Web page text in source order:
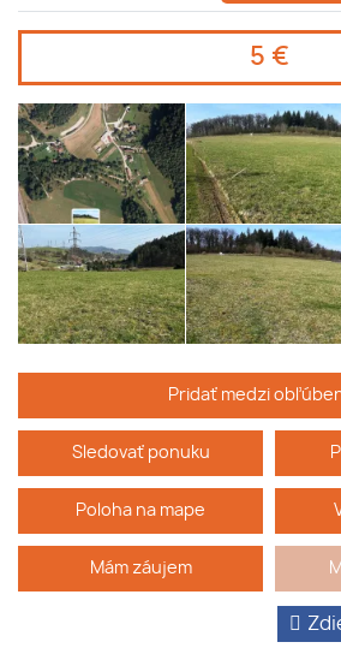
5 €
Pridať medzi
Sledovať ponuku
Poloha na mape
Mám záujem